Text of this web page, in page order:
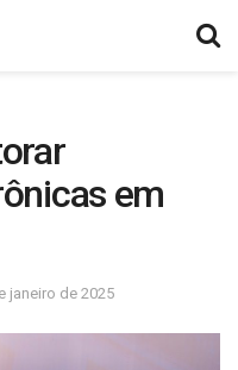
em
janeiro de 2025